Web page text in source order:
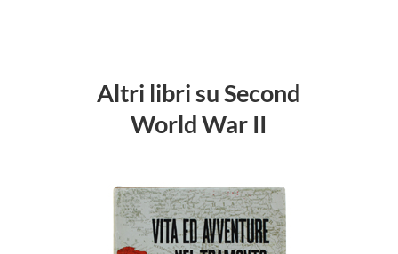
Altri libri su Second
World War II